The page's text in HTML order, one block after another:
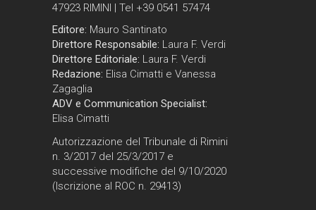
47923 RIMINI | Tel +39 0541 57474
Editore: Mauro Santinato
Direttore Responsabile: Laura F. Verdi
Direttore Editoriale: Laura F. Verdi
Redazione: Elisa Cimatti e Vanessa
Zagaglia
ADV e Communication Specialist:
Elisa Cimatti
Autorizzazione del Tribunale di Rimini
n. 3/2017 del 25/3/2017 e
successive modifiche del 9/10/2020
(Iscrizione al ROC n. 29413)